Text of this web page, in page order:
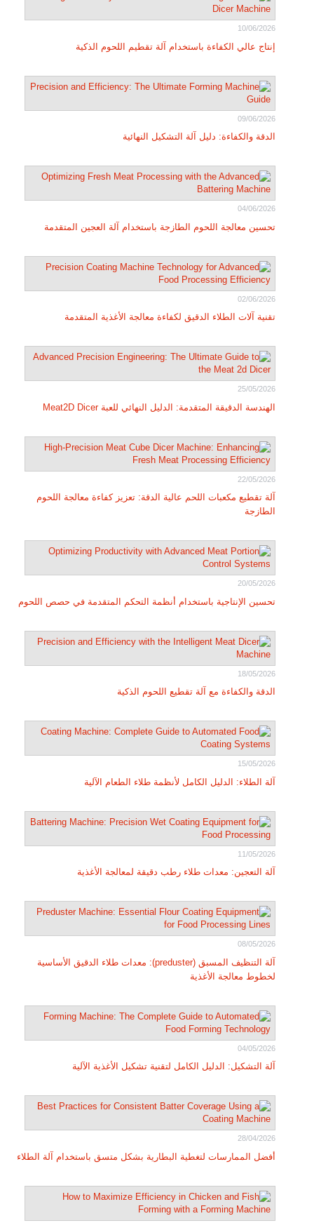
10/06/2026
إنتاج عالي الكفاءة باستخدام آلة تقطيم اللحوم الذكية
09/06/2026
الدقة والكفاءة: دليل آلة التشكيل النهائية
04/06/2026
تحسين معالجة اللحوم الطازجة باستخدام آلة العجين المتقدمة
02/06/2026
تقنية آلات الطلاء الدقيق لكفاءة معالجة الأغذية المتقدمة
25/05/2026
الهندسة الدقيقة المتقدمة: الدليل النهائي للعبة Meat2D Dicer
22/05/2026
آلة تقطيع مكعبات اللحم عالية الدقة: تعزيز كفاءة معالجة اللحوم
الطازجة
20/05/2026
تحسين الإنتاجية باستخدام أنظمة التحكم المتقدمة في حصص اللحوم
18/05/2026
الدقة والكفاءة مع آلة تقطيع اللحوم الذكية
15/05/2026
آلة الطلاء: الدليل الكامل لأنظمة طلاء الطعام الآلية
11/05/2026
آلة التعجين: معدات طلاء رطب دقيقة لمعالجة الأغذية
08/05/2026
آلة التنظيف المسبق (preduster): معدات طلاء الدقيق الأساسية
لخطوط معالجة الأغذية
04/05/2026
آلة التشكيل: الدليل الكامل لتقنية تشكيل الأغذية الآلية
28/04/2026
أفضل الممارسات لتغطية البطارية بشكل متسق باستخدام آلة الطلاء